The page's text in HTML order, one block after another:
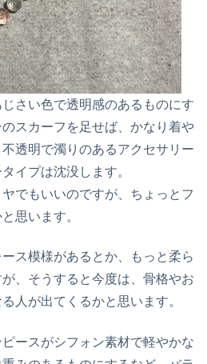
さい色で透明感のあるものにす
スカーフを足せば、かなり着や
透明で濁りのあるアクセサリー
イプは沈没します。
でもいいのですが、ちょっとフ
思います。
ス模様があるとか、もっと柔ら
、そうすると今度は、骨格やお
人が出てくるかと思います。
ースがシフォン素材で軽やかな